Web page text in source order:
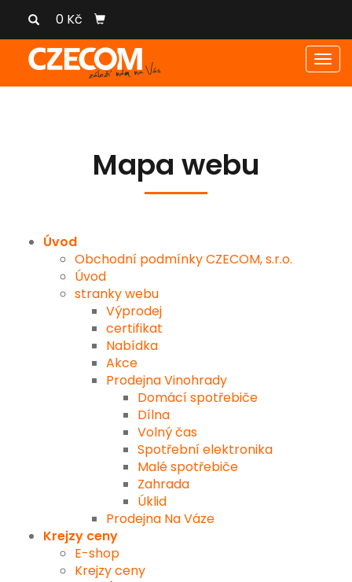
0 Kč
Mapa webu
Úvod
Obchodní podmínky CZECOM, s.r.o.
Úvod
stranky webu
Výprodej
certifikat
Nabídka
Akce
Prodejna Vinohrady
Domácí spotřebiče
Dílna
Volný čas
Spotřební elektronika
Malé spotřebiče
Zahrada
Úklid
Prodejna Na Váze
Krejzy ceny
E-shop
Krejzy ceny